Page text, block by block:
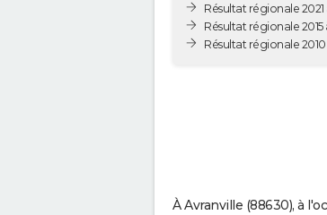
Résultat régionale 2021
Résultat régionale 2015
Résultat régionale
À Avranville (88630), à